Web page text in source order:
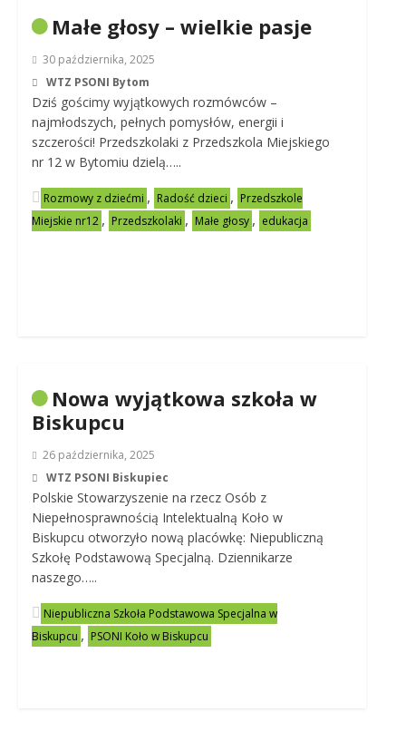
Małe głosy – wielkie pasje
30 października, 2025
WTZ PSONI Bytom
Dziś gościmy wyjątkowych rozmówców –
najmłodszych, pełnych pomysłów, energii i
szczerości! Przedszkolaki z Przedszkola Miejskiego
nr 12 w Bytomiu dzielą…..
Rozmowy z dziećmi , Radość dzieci , Przedszkole
Miejskie nr12 , Przedszkolaki , Małe głosy , edukacja
Nowa wyjątkowa szkoła w
Biskupcu
26 października, 2025
WTZ PSONI Biskupiec
Polskie Stowarzyszenie na rzecz Osób z
Niepełnosprawnością Intelektualną Koło w
Biskupcu otworzyło nową placówkę: Niepubliczną
Szkołę Podstawową Specjalną. Dziennikarze
naszego…..
Niepubliczna Szkoła Podstawowa Specjalna w
Biskupcu , PSONI Koło w Biskupcu